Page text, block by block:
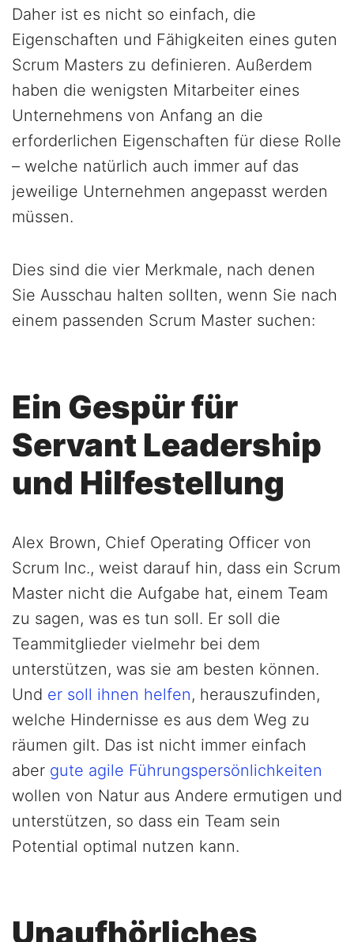
Daher ist es nicht so einfach, die
Eigenschaften und Fähigkeiten eines guten
Scrum Masters zu definieren. Außerdem
haben die wenigsten Mitarbeiter eines
Unternehmens von Anfang an die
erforderlichen Eigenschaften für diese Rolle
– welche natürlich auch immer auf das
jeweilige Unternehmen angepasst werden
müssen.
Dies sind die vier Merkmale, nach denen
Sie Ausschau halten sollten, wenn Sie nach
einem passenden Scrum Master suchen:
Ein Gespür für
Servant Leadership
und Hilfestellung
Alex Brown, Chief Operating Officer von
Scrum Inc., weist darauf hin, dass ein Scrum
Master nicht die Aufgabe hat, einem Team
zu sagen, was es tun soll. Er soll die
Teammitglieder vielmehr bei dem
unterstützen, was sie am besten können.
Und er soll ihnen helfen, herauszufinden,
welche Hindernisse es aus dem Weg zu
räumen gilt. Das ist nicht immer einfach
aber gute agile Führungspersönlichkeiten
wollen von Natur aus Andere ermutigen und
unterstützen, so dass ein Team sein
Potential optimal nutzen kann.
Unaufhörliches